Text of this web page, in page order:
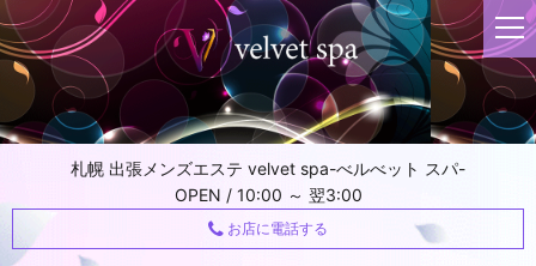
札幌 出張メンズエステ velvet spa-べルべット スパ-
OPEN / 10:00 ～ 翌3:00
お店に電話する
t
o
g
g
l
a
i